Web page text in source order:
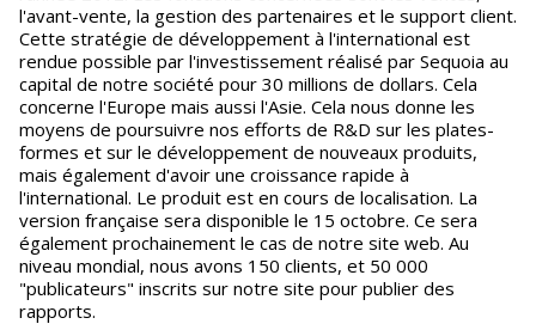
l'avant-vente, la gestion des partenaires et le support client.
Cette stratégie de développement à l'international est
rendue possible par l'investissement réalisé par Sequoia au
capital de notre société pour 30 millions de dollars. Cela
concerne l'Europe mais aussi l'Asie. Cela nous donne les
moyens de poursuivre nos efforts de R&D sur les plates-
formes et sur le développement de nouveaux produits,
mais également d'avoir une croissance rapide à
l'international. Le produit est en cours de localisation. La
version française sera disponible le 15 octobre. Ce sera
également prochainement le cas de notre site web. Au
niveau mondial, nous avons 150 clients, et 50 000
"publicateurs" inscrits sur notre site pour publier des
rapports.